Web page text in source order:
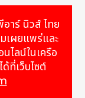
าร์ นิวส์ ไทย
ผยแพร่และ
ไลน์ในเครือ
ที่เว็บไซต์